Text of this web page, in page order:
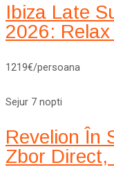
Ibiza Late
2026:
1219€/persoana
Sejur 7 nopti
Revelion În
Zbor